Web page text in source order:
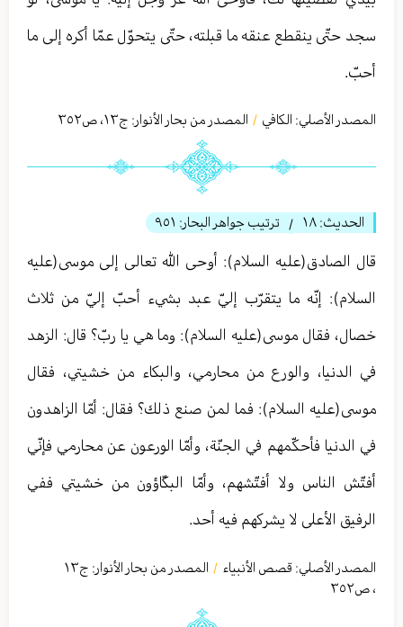
سجد حتّى ينقطع عنقه ما قبلته، حتّى يتحوّل عمّا أكره إلى ما
أحبّ.
المصدر الأصلي: الكافي / المصدر من بحار الأنوار: ج١٣، ص٣٥٢
الحديث: ١٨ / ترتيب جواهر البحار: ٩٥١
قال الصادق(عليه السلام): أوحى الله تعالی إلى موسى(عليه
السلام): إنّه ما يتقرّب إليّ عبد بشيء أحبّ إليّ من ثلاث
خصال، فقال موسى(عليه السلام): وما هي يا ربّ؟ قال: الزهد
في الدنيا، والورع من محارمي، والبكاء من خشيتي، فقال
موسى(عليه السلام): فما لمن صنع ذلك؟ فقال: أمّا الزاهدون
في الدنيا فأحكّمهم في الجنّة، وأمّا الورعون عن محارمي فإنّي
أفتّش الناس ولا أفتّشهم، وأمّا البكّاؤون من خشيتي ففي
الرفيق الأعلى لا يشركهم فيه أحد.
المصدر الأصلي: قصص الأنبياء / المصدر من بحار الأنوار: ج١٣
، ص٣٥٢